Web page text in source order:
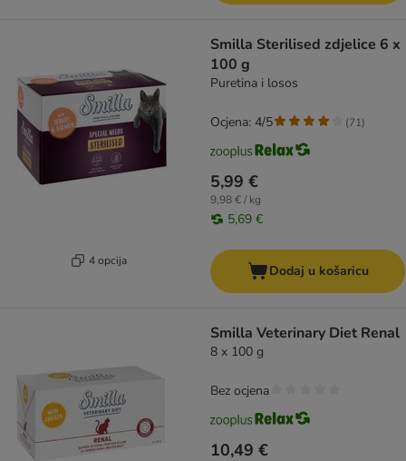
4 opcija
Smilla Sterilised zdjelice 6 x
100 g
Puretina i losos
5,99 €
9,98 € / kg
5,69 €
Ocjena: 4/5 (71)
Dodaj u košaricu
Smilla Veterinary Diet Renal
8 x 100 g
10,49 €
Bez ocjena